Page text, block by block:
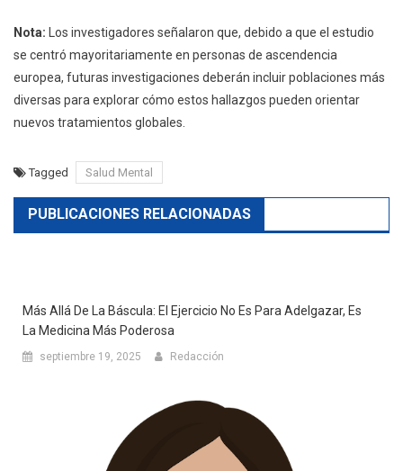
Nota: Los investigadores señalaron que, debido a que el estudio
se centró mayoritariamente en personas de ascendencia
europea, futuras investigaciones deberán incluir poblaciones más
diversas para explorar cómo estos hallazgos pueden orientar
nuevos tratamientos globales.
Tagged Salud Mental
PUBLICACIONES RELACIONADAS
Más Allá De La Báscula: El Ejercicio No Es Para Adelgazar, Es
La Medicina Más Poderosa
septiembre 19, 2025 Redacción